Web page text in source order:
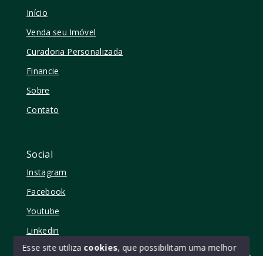
Início
Venda seu Imóvel
Curadoria Personalizada
Financie
Sobre
Contato
Social
Instagram
Facebook
Youtube
Linkedin
Esse site utiliza cookies, que possibilitam uma melhor